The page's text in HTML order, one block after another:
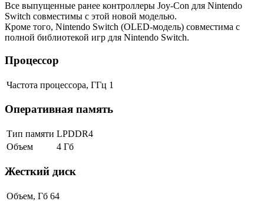
Все выпущенные ранее контроллеры Joy-Con для Nintendo
Switch совместимы с этой новой моделью.
Кроме того, Nintendo Switch (OLED-модель) совместима с
полной библиотекой игр для Nintendo Switch.
Процессор
Частота процессора, ГГц 1
Оперативная память
Тип памяти LPDDR4
Объем
4 Гб
Жесткий диск
Объем, Гб 64